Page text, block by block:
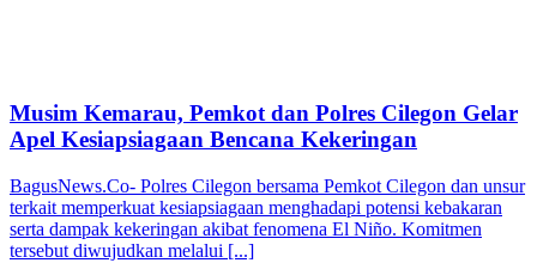
Musim Kemarau, Pemkot dan Polres Cilegon Gelar
Apel Kesiapsiagaan Bencana Kekeringan
BagusNews.Co- Polres Cilegon bersama Pemkot Cilegon dan unsur
terkait memperkuat kesiapsiagaan menghadapi potensi kebakaran
serta dampak kekeringan akibat fenomena El Niño. Komitmen
tersebut diwujudkan melalui [...]